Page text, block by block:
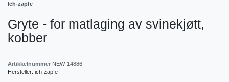
Ich-zapfe
Gryte - for matlaging av svinekjøtt,
kobber
Artikkelnummer NEW-14886
Hersteller: ich-zapfe